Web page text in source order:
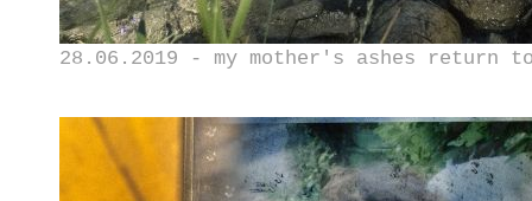
28.06.2019 - my mother's ashes